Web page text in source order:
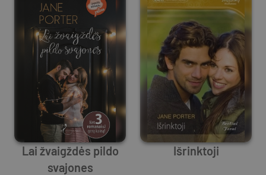
Lai žvaigždės pildo
svajones
Išrinktoji